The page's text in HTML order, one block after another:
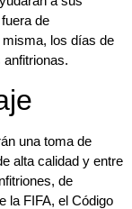
de
los días de
una toma de
alta calidad y entre
de
la FIFA, el Código